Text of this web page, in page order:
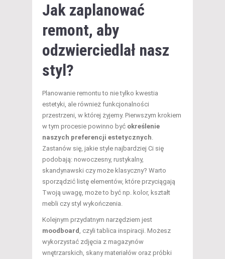
Jak zaplanować
remont, aby
odzwierciedlał nasz
styl?
Planowanie remontu to nie tylko kwestia
estetyki, ale również funkcjonalności
przestrzeni, w której żyjemy. Pierwszym krokiem
w tym procesie powinno być określenie
naszych preferencji estetycznych.
Zastanów się, jakie style najbardziej Ci się
podobają: nowoczesny, rustykalny,
skandynawski czy może klasyczny? Warto
sporządzić listę elementów, które przyciągają
Twoją uwagę, może to być np. kolor, kształt
mebli czy styl wykończenia.
Kolejnym przydatnym narzędziem jest
moodboard, czyli tablica inspiracji. Możesz
wykorzystać zdjęcia z magazynów
wnętrzarskich, skany materiałów oraz próbki